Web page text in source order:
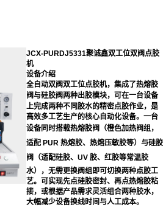
JCX-PURDJ5331聚诚鑫双工位双阀点胶
机
设备介绍
全自动双阀双工位点胶机，集成了热熔胶
阀与硅胶阀两种出胶模块，可在一台设备
上完成两种不同胶水的精密点胶作业，是
高效多工艺生产的核心自动化设备。一台
设备同时搭载热熔胶阀
（橙色加热阀组，
适配 PUR 热熔胶、热熔压敏胶等）与硅胶
阀
（适配硅胶、UV 胶、红胶等常温胶
水），无需更换阀组即可切换两种点胶工
艺。可实现先点硅胶密封、再点热熔胶粘
接，或根据产品需求灵活组合两种胶水，
大幅减少设备换线时间与人工成本。